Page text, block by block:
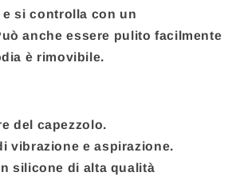
si controlla con un
anche essere pulito facilmente
è rimovibile.
del capezzolo.
vibrazione e aspirazione.
silicone di alta qualità